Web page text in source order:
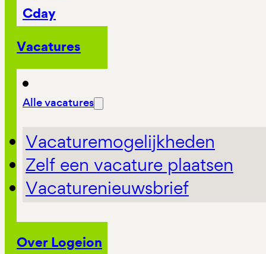
Cday
Vacatures
Alle vacatures
Vacaturemogelijkheden
Zelf een vacature plaatsen
Vacaturenieuwsbrief
Over Logeion